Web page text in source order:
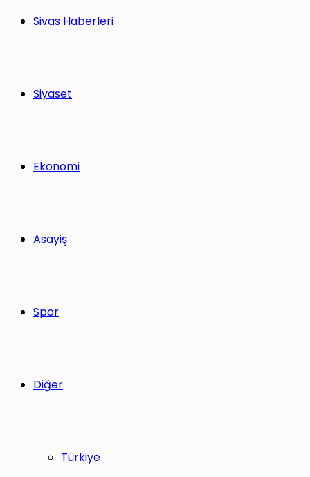
Sivas Haberleri
Siyaset
Ekonomi
Asayiş
Spor
Diğer
Türkiye